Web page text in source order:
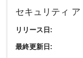
セキュリティ ア
リリース日:
最終更新日: